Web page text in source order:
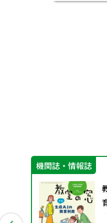
機関誌・情報誌
行